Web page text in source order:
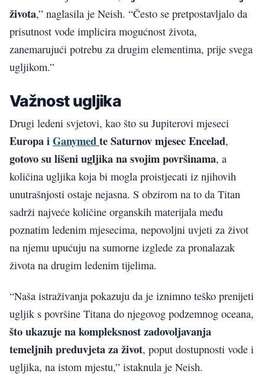
života,” naglasila je Neish. “Često se pretpostavljalo da
prisutnost vode implicira mogućnost života,
zanemarujući potrebu za drugim elementima, prije svega
ugljikom.”
Važnost ugljika
Drugi ledeni svjetovi, kao što su Jupiterovi mjeseci
Europa iGanymedte Saturnov mjesec Encelad,
gotovo su lišeni ugljika na svojim površinama, a
količina ugljika koja bi mogla proistjecati iz njihovih
unutrašnjosti ostaje nejasna. S obzirom na to da Titan
sadrži najveće količine organskih materijala među
poznatim ledenim mjesecima, nepovoljni uvjeti za život
na njemu upućuju na sumorne izglede za pronalazak
života na drugim ledenim tijelima.
“Naša istraživanja pokazuju da je iznimno teško prenijeti
ugljik s površine Titana do njegovog podzemnog oceana,
što ukazuje na kompleksnost zadovoljavanja
temeljnih preduvjeta za život, poput dostupnosti vode i
ugljika, na istom mjestu,” istaknula je Neish.